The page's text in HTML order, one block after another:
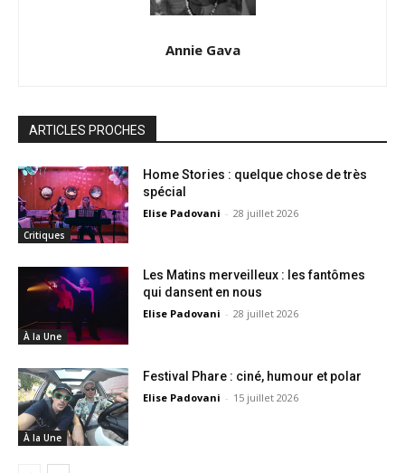
Annie Gava
ARTICLES PROCHES
Critiques
Home Stories : quelque chose de très
spécial
Elise Padovani - 28 juillet 2026
À la Une
Les Matins merveilleux : les fantômes
qui dansent en nous
Elise Padovani - 28 juillet 2026
À la Une
Festival Phare : ciné, humour et polar
Elise Padovani - 15 juillet 2026